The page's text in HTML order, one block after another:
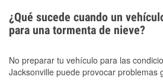
¿Qué sucede cuando un
para una tormenta de nieve?
No preparar tu vehículo para las
Jacksonville puede provocar problemas